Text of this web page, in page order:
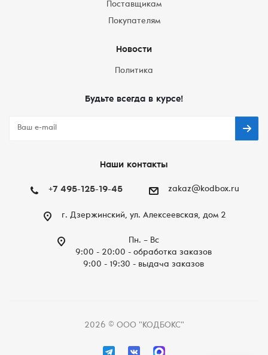
Поставщикам
Покупателям
Новости
Политика
Будьте всегда в курсе!
Наши контакты
+7 495-125-19-45 zakaz@kodbox.ru
г. Дзержинский, ул. Алексеевская, дом 2
Пн. – Вc
9:00 - 20:00 - обработка заказов
9:00 - 19:30 - выдача заказов
2026 © ООО "КОДБОКС"